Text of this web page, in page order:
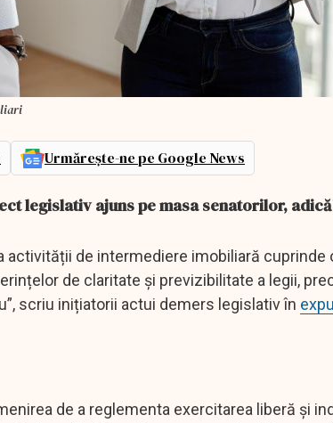
Urmărește-ne pe Google News
legislativ ajuns pe masa senatorilor,
activității de intermediere imobiliară cuprinde
de claritate și previzibilitate a legii,
scriu inițiatorii actui demers legislativ în
de a reglementa exercitarea liberă și